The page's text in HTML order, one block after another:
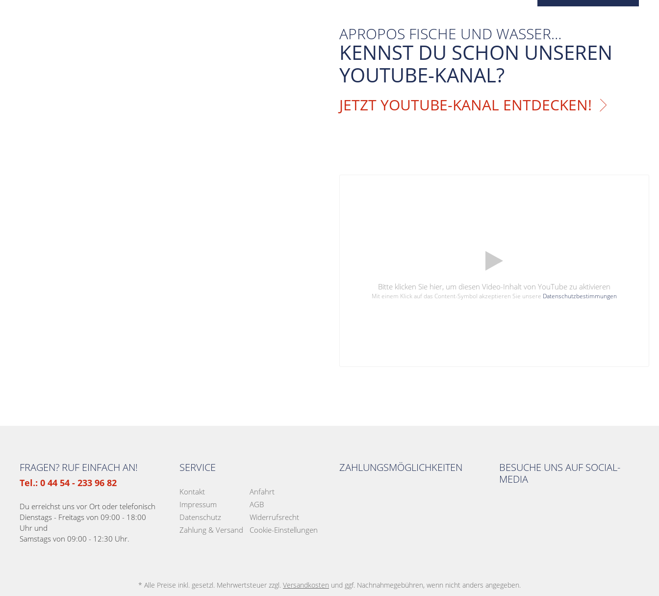
APROPOS FISCHE UND WASSER…
KENNST DU SCHON UNSEREN
YOUTUBE-KANAL?
JETZT YOUTUBE-KANAL ENTDECKEN!
Bitte klicken Sie hier, um diesen Video-Inhalt von YouTube zu aktivieren
Mit einem Klick auf das Content-Symbol akzeptieren Sie unsere Datenschutzbestimmungen
FRAGEN? RUF EINFACH AN!
Tel.: 0 44 54 - 233 96 82
Du erreichst uns vor Ort oder telefonisch
Dienstags - Freitags von 09:00 - 18:00
Uhr und
Samstags von 09:00 - 12:30 Uhr.
SERVICE
Kontakt
Anfahrt
Impressum
AGB
Datenschutz
Widerrufsrecht
Zahlung & Versand
Cookie-Einstellungen
ZAHLUNGSMÖGLICHKEITEN
BESUCHE UNS AUF SOCIAL-
MEDIA
* Alle Preise inkl. gesetzl. Mehrwertsteuer zzgl. Versandkosten und ggf. Nachnahmegebühren, wenn nicht anders angegeben.